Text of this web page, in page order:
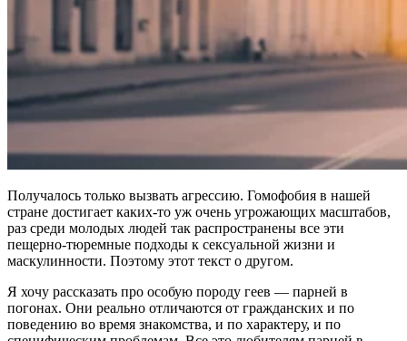
Получалось только вызвать агрессию. Гомофобия в нашей
стране достигает каких-то уж очень угрожающих масштабов,
раз среди молодых людей так распространены все эти
пещерно-тюремные подходы к сексуальной жизни и
маскулинности. Поэтому этот текст о другом.
Я хочу рассказать про особую породу геев — парней в
погонах. Они реально отличаются от гражданских и по
поведению во время знакомства, и по характеру, и по